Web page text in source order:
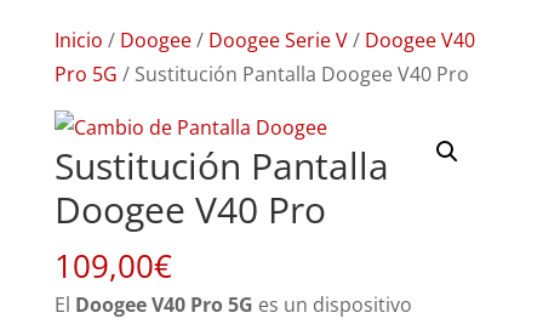
Inicio / Doogee/ Doogee Serie V/ Doogee V40
Pro 5G / Sustitución Pantalla Doogee V40 Pro
Sustitución Pantalla
Doogee V40 Pro
109,00€
El Doogee V40 Pro 5G es un dispositivo